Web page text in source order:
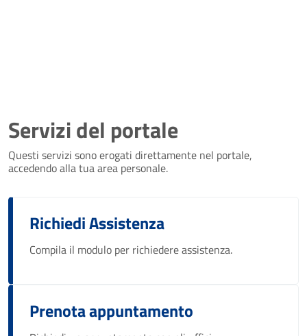
Servizi del portale
Questi servizi sono erogati direttamente nel portale,
accedendo alla tua area personale.
Richiedi Assistenza
Compila il modulo per richiedere assistenza.
Prenota appuntamento